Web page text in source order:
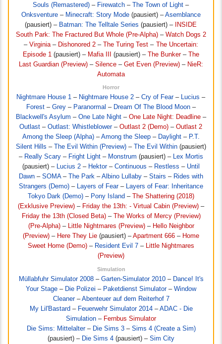
Souls (Remastered) – Firewatch – The Town of Light –
Onksventure – Minecraft: Story Mode (pausiert) –Asemblance
(pausiert) – Batman: The Telltale Series (pausiert) –
INSIDE
South Park: The Fractured But Whole (Pre-Alpha) – Watch Dogs 2
–Virginia– Dishonored 2 – The Turing Test –
The Uncertain:
Episode 1 (pausiert) – Mafia III (pausiert) – The Bunker–
The
Last Guardian (Preview) – Silence – Get Even (Preview) – NieR:
Automata
Horror
Nightmare House 1 – Nightmare House 2 –Cry of Fear– Lucius –
Forest – Grey – Paranormal – Dream Of The Blood Moon –
Blackwell's Asylum – One Late Night – One Late Night: Deadline –
Outlast –Outlast: Whistleblower–Outlast 2 (Demo) –Outlast 2
Among the Sleep (Alpha) –Among the Sleep – Daylight – P.T.
Silent Hills – The Evil Within (Preview) – The Evil Within (pausiert)
– Really Scary – Fright Light – Monstrum (pausiert) – Lex Mortis
(pausiert) – Lucius 2 – Hektor– Continuous – Restless – Until
Dawn – SOMA– The Park –Albino Lullaby – Stairs – Rides with
Strangers (Demo) – Layers of Fear– Layers of Fear: Inheritance
Tokyo Dark (Demo) – Pony Island –
The Shattering (2018)
(Exklusive Preview) – Friday the 13th: - Virtual Cabin (Preview) –
Friday the 13th (Closed Beta)–
The Works of Mercy (Preview)
(Pre-Alpha)– Little Nightmares (Preview)– Hello Neighbor
(Preview) – Here They Lie (pausiert) –Apartment 666 – Home
Sweet Home (Demo) – Resident Evil 7 – Little Nightmares
(Preview)
Simulation
Müllabfuhr Simulator 2008– Garten-Simulator 2010– Dance! It's
Your Stage – Die Polizei – Paketdienst Simulator– Window
Cleaner–Abenteuer auf dem Reiterhof 7
My Lil'Bastard – Feuerwehr Simulator 2014–ADAC - Die
Simulation – Fernbus Simulator
Die Sims: Mittelalter– Die Sims 3– Sims 4 (Create a Sim)
(pausiert) – Die Sims 4 (pausiert) – Sim City